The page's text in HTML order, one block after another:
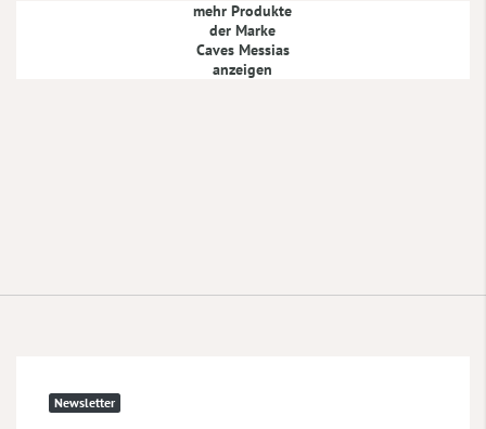
mehr Produkte
der Marke
Caves Messias
anzeigen
Newsletter